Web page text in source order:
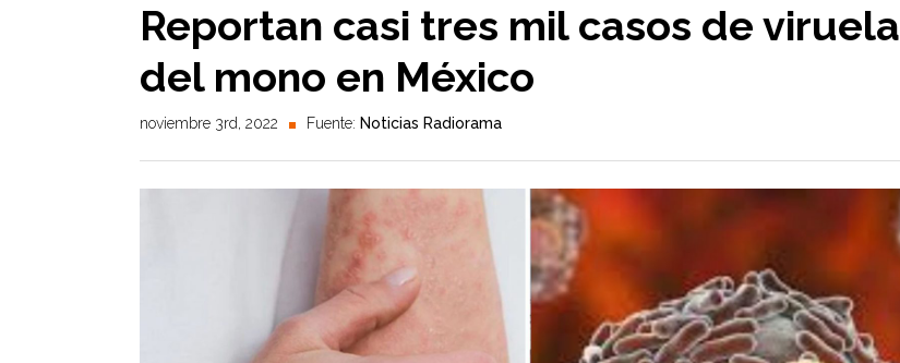
Reportan casi tres mil casos de viruela
del mono en México
noviembre 3rd, 2022 Fuente: Noticias Radiorama